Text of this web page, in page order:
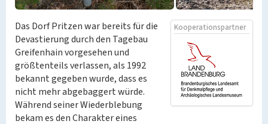
Kooperationspartner
Das Dorf Pritzen war bereits für die
Devastierung durch den Tagebau
Greifenhain vorgesehen und
größtenteils verlassen, als 1992
bekannt gegeben wurde, dass es
nicht mehr abgebaggert würde.
Während seiner Wiederblebung
bekam es den Charakter eines